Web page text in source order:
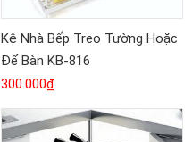
Kệ Nhà Bếp Treo Tường Hoặc
Để Bàn KB-816
300.000₫